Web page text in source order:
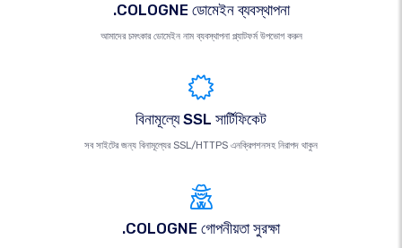
.COLOGNE ডোমেইন ব্যবস্থাপনা
আমাদের চমৎকার ডোমেইন নাম ব্যবস্থাপনা প্ল্যাটফর্ম উপভোগ করুন
বিনামূল্যে SSL সার্টিফিকেট
সব সাইটের জন্য বিনামূল্যের SSL/HTTPS এনক্রিপশনসহ নিরাপদ থাকুন
.COLOGNE গোপনীয়তা সুরক্ষা